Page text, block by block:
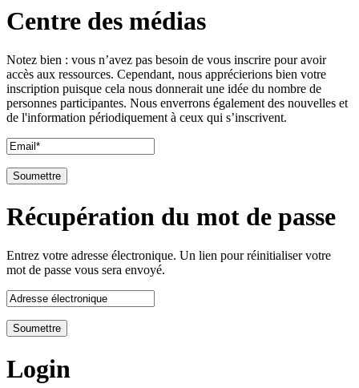
Centre des médias
Notez bien : vous n’avez pas besoin de vous inscrire pour avoir
accès aux ressources. Cependant, nous apprécierions bien votre
inscription puisque cela nous donnerait une idée du nombre de
personnes participantes. Nous enverrons également des nouvelles et
de l'information périodiquement à ceux qui s’inscrivent.
Récupération du mot de passe
Entrez votre adresse électronique. Un lien pour réinitialiser votre
mot de passe vous sera envoyé.
Login